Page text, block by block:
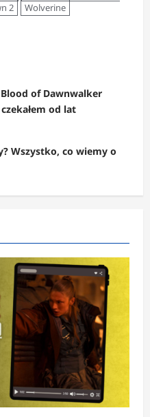
2 Wolverine
Blood of Dawnwalker
od lat
Wszystko, co wiemy o